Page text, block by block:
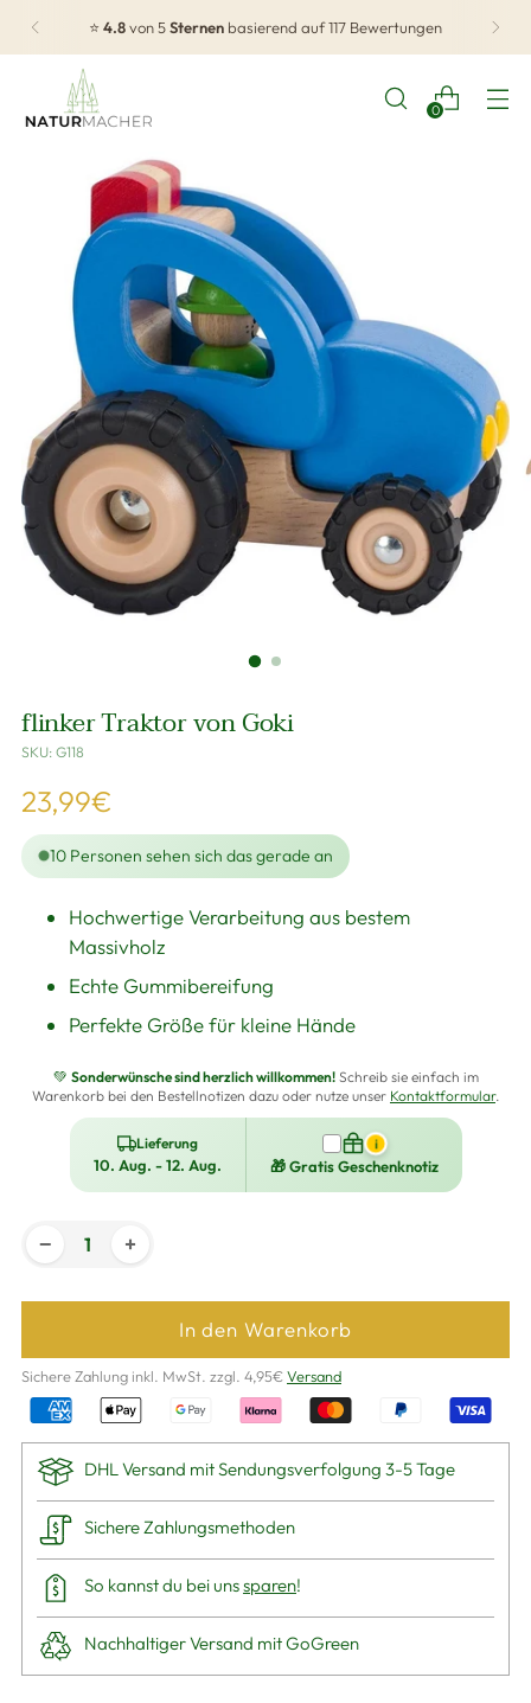
⭐ 4.8von 5Sternen basierend auf 117 Bewertungen
0
flinker Traktor von Goki
SKU: G118
Regulärer
Preis
23,99€
10 Personen sehen sich das gerade an
Hochwertige Verarbeitung aus bestem
Massivholz
Echte Gummibereifung
Perfekte Größe für kleine Hände
💚 Sonderwünsche sind herzlich willkommen!Schreib sie einfach im
Warenkorb bei den Bestellnotizen dazu oder nutze unser Kontaktformular.
Lieferung
10. Aug. - 12. Aug.
i
🎁 Gratis Geschenknotiz
− +
In den Warenkorb
Sichere Zahlung inkl. MwSt. zzgl. 4,95€Versand
DHL Versand mit Sendungsverfolgung 3-5 Tage
Sichere Zahlungsmethoden
So kannst du bei unssparen!
Nachhaltiger Versand mit GoGreen